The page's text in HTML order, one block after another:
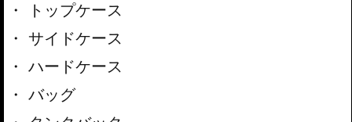
トップケース
サイドケース
ハードケース
バッグ